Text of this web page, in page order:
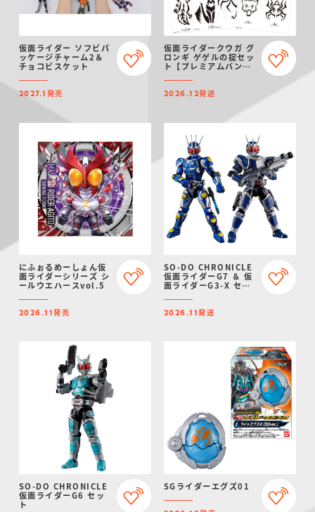
仮面ライダー ソフビパ
ッケージチャーム2＆
チョコビスケット
2027.1 発売
仮面ライダークウガ グ
ロンギ ゲゲルの掟セッ
ト【プレミアムバンダ
ル）
2026.12発送
にふぉるめーしょん仮
面ライダーシリーズ シ
ールウエハースvol.5
2026.11発売
SO-DO CHRONICLE
仮面ライダーG7 ＆ 仮
面ライダーG3-X セッ
2026.11発送
SO-DO CHRONICLE
仮面ライダーG6 セッ
ト
SGライダーエグズ01